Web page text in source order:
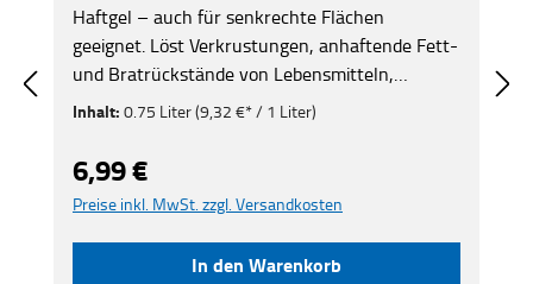
Haftgel – auch für senkrechte Flächen
geeignet. Löst Verkrustungen, anhaftende Fett-
und Bratrückstände von Lebensmitteln,
Rauchablagerungen und ölige
gusseiserne Roste geeignet. Entfernt selbst
starke, hartnäckige oder eingebrannte
Grillverschmutzungen schnell und zuverlässig.
Kein Aufheizen des Grills notwendig.
Inhalt:0.75 Liter(9,32 €* / 1 Liter)
Regulärer Preis:
6,99 €
Preise inkl. MwSt. zzgl. Versandkosten
In den Warenkorb